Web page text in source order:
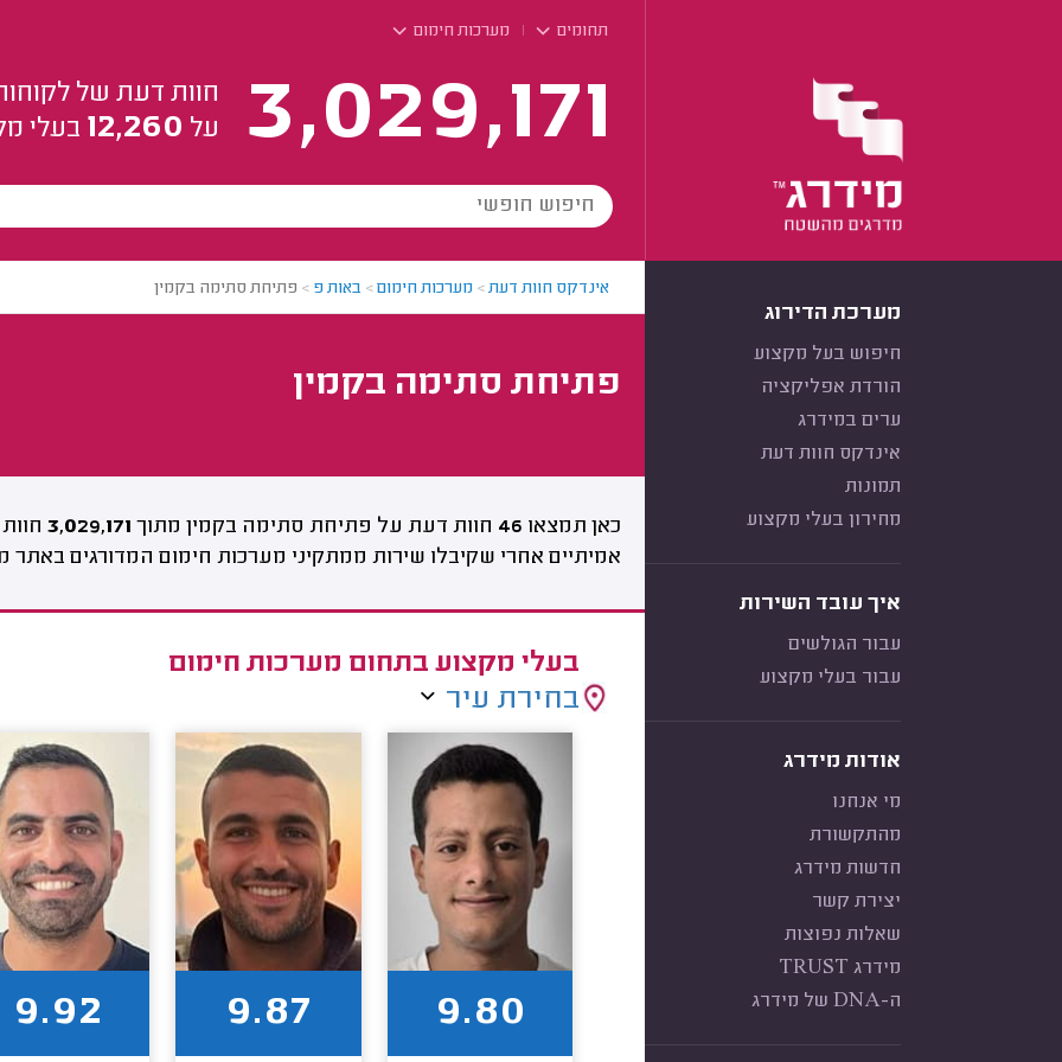
תחומים מערכות חימום
3,029,171
חוות דעת של
על 12,260 בעלי
מערכת הדירוג
חיפוש בעל מקצוע
הורדת אפליקציה
ערים במידרג
אינדקס חוות דעת
תמונות
מחירון בעלי מקצוע
איך עובד השירות
עבור הגולשים
עבור בעלי מקצוע
אודות מידרג
מי אנחנו
מהתקשורת
חדשות מידרג
יצירת קשר
שאלות נפוצות
מידרג TRUST
ה-DNA של מידרג
אינדקס חוות דעת> מערכות חימום> באות פ > פתיחת סתימה בקמין
פתיחת סתימה בקמין
כאן תמצאו 46 חוות דעת על פתיחת סתימה בקמין מתוך 3,029,171
אמיתיים אחרי שקיבלו שירות ממתקיני מערכות חימום המדורגים באתר
בעלי מקצוע בתחום מערכות חימום
בחירת עיר
9.80
9.87
9.92